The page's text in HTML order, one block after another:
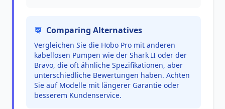
Comparing Alternatives
Vergleichen Sie die Hobo Pro mit anderen
kabellosen Pumpen wie der Shark II oder der
Bravo, die oft ähnliche Spezifikationen, aber
unterschiedliche Bewertungen haben. Achten
Sie auf Modelle mit längerer Garantie oder
besserem Kundenservice.